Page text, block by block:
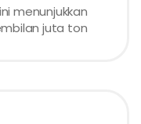
menunjukkan
juta ton